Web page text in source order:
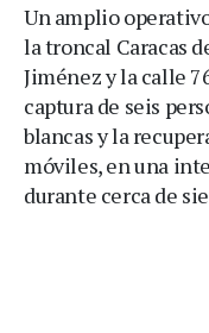
Un amplio
la troncal Caracas
Jiménez y la calle
captura de seis
blancas y la
móviles, en una
durante cerca de